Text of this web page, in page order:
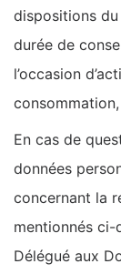
dispositions
durée de
l’occasion
En cas de
données
concernant la
mentionnés ci-
Délégué aux